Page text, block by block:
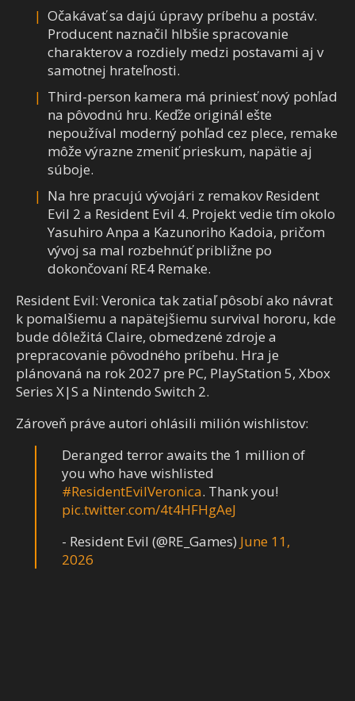
Očakávať sa dajú úpravy príbehu a postáv.
Producent naznačil hlbšie spracovanie
charakterov a rozdiely medzi postavami aj v
samotnej hrateľnosti.
Third-person kamera má priniesť nový pohľad
na pôvodnú hru. Keďže originál ešte
nepoužíval moderný pohľad cez plece, remake
môže výrazne zmeniť prieskum, napätie aj
súboje.
Na hre pracujú vývojári z remakov Resident
Evil 2 a Resident Evil 4. Projekt vedie tím okolo
Yasuhiro Anpa a Kazunoriho Kadoia, pričom
vývoj sa mal rozbehnúť približne po
dokončovaní RE4 Remake.
Resident Evil: Veronica tak zatiaľ pôsobí ako návrat
k pomalšiemu a napätejšiemu survival hororu, kde
bude dôležitá Claire, obmedzené zdroje a
prepracovanie pôvodného príbehu. Hra je
plánovaná na rok 2027 pre PC, PlayStation 5, Xbox
Series X|S a Nintendo Switch 2.
Zároveň práve autori ohlásili milión wishlistov:
Deranged terror awaits the 1 million of
you who have wishlisted
#ResidentEvilVeronica. Thank you!
pic.twitter.com/4t4HFHgAeJ
- Resident Evil (@RE_Games) June 11,
2026